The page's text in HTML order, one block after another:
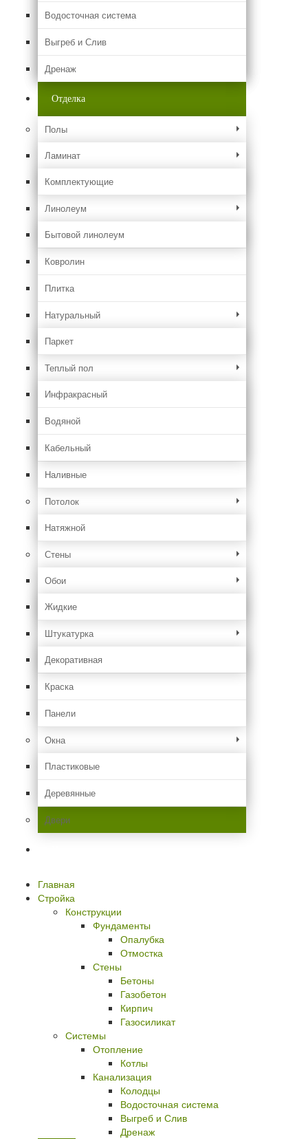
Водосточная система
Выгреб и Слив
Дренаж
Отделка
Полы
Ламинат
Комплектующие
Линолеум
Бытовой линолеум
Ковролин
Плитка
Натуральный
Паркет
Теплый пол
Инфракрасный
Водяной
Кабельный
Наливные
Потолок
Натяжной
Стены
Обои
Жидкие
Штукатурка
Декоративная
Краска
Панели
Окна
Пластиковые
Деревянные
Двери
Главная
Стройка
Конструкции
Фундаменты
Опалубка
Отмостка
Стены
Бетоны
Газобетон
Кирпич
Газосиликат
Системы
Отопление
Котлы
Канализация
Колодцы
Водосточная система
Выгреб и Слив
Дренаж